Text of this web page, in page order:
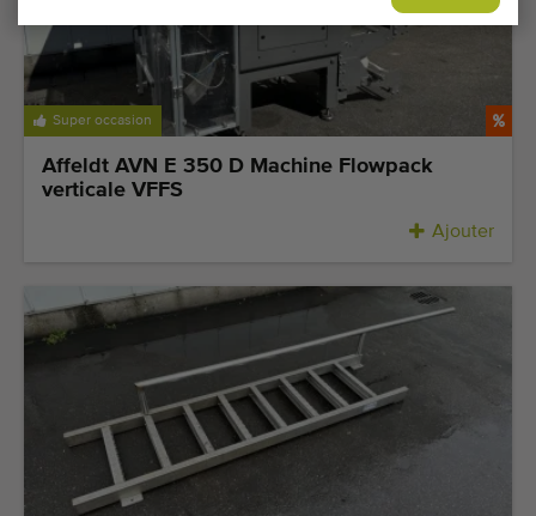
Super occasion
Affeldt AVN E 350 D Machine Flowpack
verticale VFFS
Ajouter